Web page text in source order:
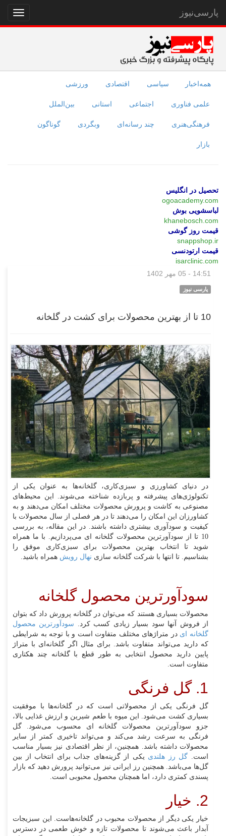
نمایش
منو
پارسی‌نیوز
همه‌اخبار سیاسی اقتصادی ورزشی
علمی فناوری اجتماعی استانی بین‌الملل
فرهنگی‌هنری چند رسانه‌ای وبگردی گوناگون
بازار
تحصیل در انگلیس
ogoacademy.com
لباسشویی بوش
khanebosch.com
قیمت روز گوشی
snappshop.ir
قیمت ارتودنسی
isarclinic.com
14:51 - 05 مهر 1402
پارسی نیوز
10 تا از بهترین محصولات برای کشت در گلخانه
در دنیای کشاورزی و سبزی‌کاری، گلخانه‌ها به عنوان یکی از
تکنولوژی‌های پیشرفته و پربازده شناخته می‌شوند. این محیط‌های
مصنوعی به کاشت و پرورش محصولات مختلف امکان می‌دهند و به
کشاورزان این امکان را می‌دهند تا در هر فصلی از سال محصولات با
کیفیت و سودآوری بیشتری داشته باشند. در این مقاله، به بررسی
10 تا از سودآورترین محصولات گلخانه ای می‌پردازیم. با ما همراه
شوید تا انتخاب بهترین محصولات برای سبزی‌کاری موفق را
بشناسیم. تا انتها با شرکت گلخانه سازی نهال رویش همراه باشید.
سودآورترین محصول گلخانه
محصولات بسیاری هستند که می‌توان در گلخانه پرورش داد که بتوان
از فروش آنها سود بسیار زیادی کسب کرد. سودآورترین محصول
گلخانه ای در متراژهای مختلف متفاوت است و با توجه به شرایطی
که دارید می‌تواند متفاوت باشد. برای مثال اگر گلخانه‌ای با متراژ
پایین دارید محصول انتخابی به طور قطع با گلخانه چند هکتاری
متفاوت است.
1. گل فرنگی
گل فرنگی یکی از محصولاتی است که در گلخانه‌ها با موفقیت
بسیاری کشت می‌شود. این میوه با طعم شیرین و ارزش غذایی بالا،
جزو سودآورترین محصولات گلخانه ای محسوب می‌شود. گل
فرنگی به سرعت رشد می‌کند و می‌تواند تاخیری کمتر از سایر
محصولات داشته باشد. همچنین، از نظر اقتصادی نیز بسیار مناسب
است. گل رز هلندی یکی از گزینه‌های جذاب برای انتخاب از بین
گل‌ها می‌باشد. همچنین رز ایرانی نیز می‌توانید پرورش دهید که بازار
پسندی کمتری دارد، اما همچنان محصول محبوبی است.
2. خیار
خیار یکی دیگر از محصولات محبوب در گلخانه‌هاست. این سبزیجات
آبدار باعث می‌شوند تا محصولات تازه و خوش طعمی در دسترس